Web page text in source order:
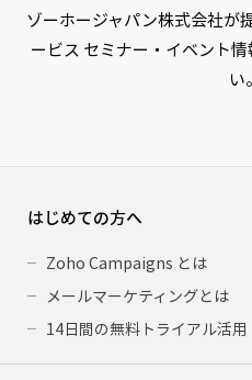
ゾーホージャパン株式会社が
ービス セミナー・イベント情
い。
はじめての方へ
Zoho Campaigns とは
メールマーケティングとは
14日間の無料トライアル活用